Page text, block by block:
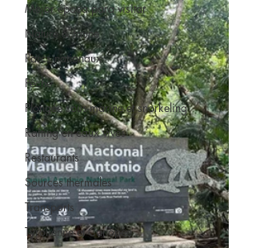
Mejor época para visitar
Nature & faune
Parcs nationaux
Pêche
Plongée sous-marine et snorkeling
Rafting en eaux vives
Restaurants
Sources thermales
Transports
Tyrolienne et Canopée